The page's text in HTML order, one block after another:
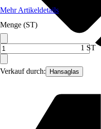
Verkauf durch: Hansaglas
Mehr Artikeldetails
Menge (ST)
1 ST